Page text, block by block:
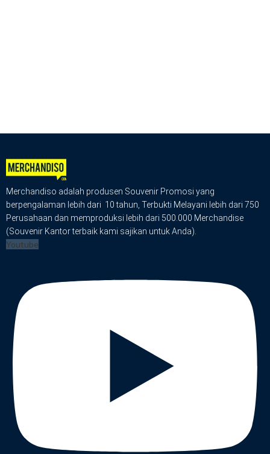
Merchandiso adalah produsen Souvenir Promosi yang
berpengalaman lebih dari 10 tahun, Terbukti Melayani lebih dari 750
Perusahaan dan memproduksi lebih dari 500.000 Merchandise
(Souvenir Kantor terbaik kami sajikan untuk Anda).
Youtube